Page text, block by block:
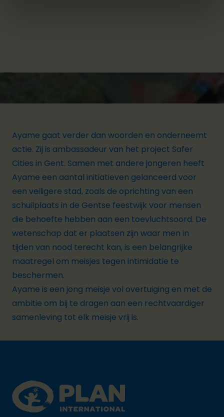
Ayame gaat verder dan woorden en onderneemt
actie. Zij is ambassadeur van het project Safer
Cities in Gent. Samen met andere jongeren heeft
Ayame een aantal initiatieven gelanceerd voor
een veiligere stad, zoals de oprichting van een
schuilplaats in de Gentse feestwijk voor mensen
die behoefte hebben aan een toevluchtsoord. De
wetenschap dat er plaatsen zijn waar men in
tijden van nood terecht kan, is een belangrijke
maatregel om meisjes tegen intimidatie te
beschermen.
Ayame is een jong meisje vol overtuiging en met de
ambitie om bij te dragen aan een rechtvaardiger
samenleving tot elk meisje vrij is.
Plan International logo